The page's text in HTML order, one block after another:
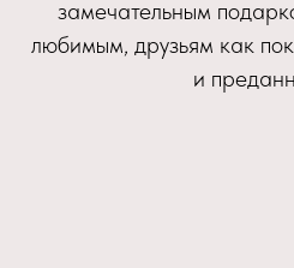
замечательным
любимым, друзьям как
и